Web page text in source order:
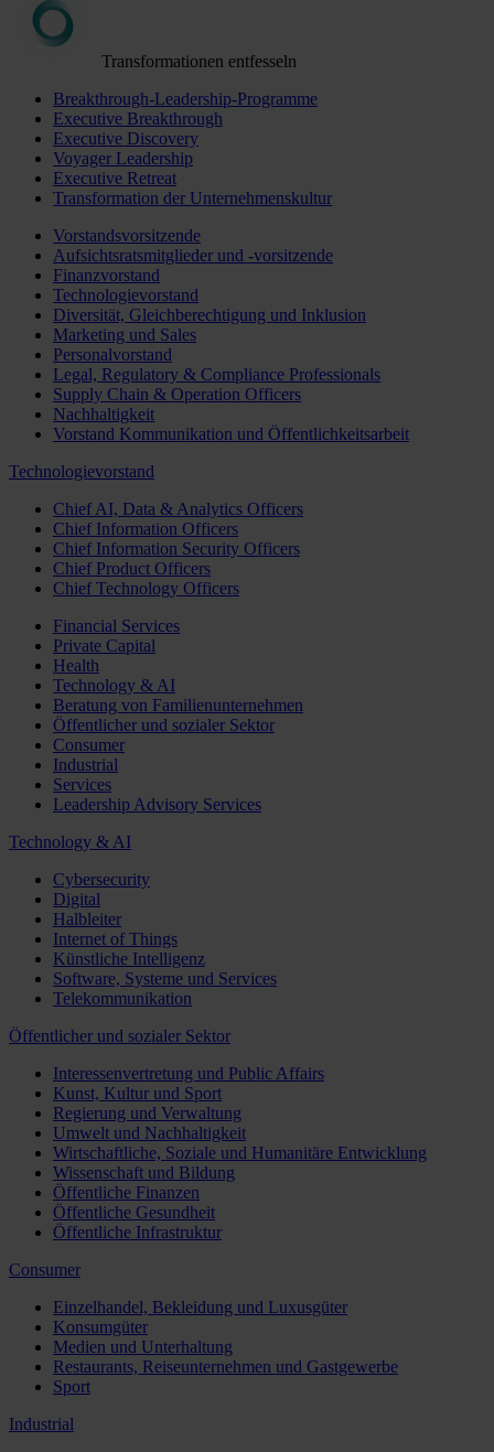
Transformationen entfesseln
Breakthrough-Leadership-Programme
Executive Breakthrough
Executive Discovery
Voyager Leadership
Executive Retreat
Transformation der Unternehmenskultur
Vorstandsvorsitzende
Aufsichtsratsmitglieder und -vorsitzende
Finanzvorstand
Technologievorstand
Diversität, Gleichberechtigung und Inklusion
Marketing und Sales
Personalvorstand
Legal, Regulatory & Compliance Professionals
Supply Chain & Operation Officers
Nachhaltigkeit
Vorstand Kommunikation und Öffentlichkeitsarbeit
Technologievorstand
Chief AI, Data & Analytics Officers
Chief Information Officers
Chief Information Security Officers
Chief Product Officers
Chief Technology Officers
Financial Services
Private Capital
Health
Technology & AI
Beratung von Familienunternehmen
Öffentlicher und sozialer Sektor
Consumer
Industrial
Services
Leadership Advisory Services
Technology & AI
Cybersecurity
Digital
Halbleiter
Internet of Things
Künstliche Intelligenz
Software, Systeme und Services
Telekommunikation
Öffentlicher und sozialer Sektor
Interessenvertretung und Public Affairs
Kunst, Kultur und Sport
Regierung und Verwaltung
Umwelt und Nachhaltigkeit
Wirtschaftliche, Soziale und Humanitäre Entwicklung
Wissenschaft und Bildung
Öffentliche Finanzen
Öffentliche Gesundheit
Öffentliche Infrastruktur
Consumer
Einzelhandel, Bekleidung und Luxusgüter
Konsumgüter
Medien und Unterhaltung
Restaurants, Reiseunternehmen und Gastgewerbe
Sport
Industrial